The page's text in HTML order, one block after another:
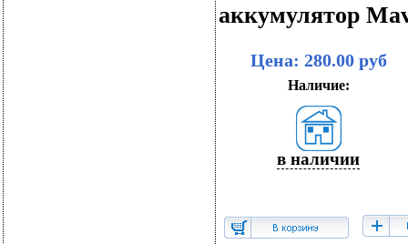
аккумулятор
Цена: 280.00 руб
Наличие:
в наличии